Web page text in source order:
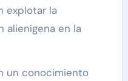
explotar la
alienígena en la
un conocimiento